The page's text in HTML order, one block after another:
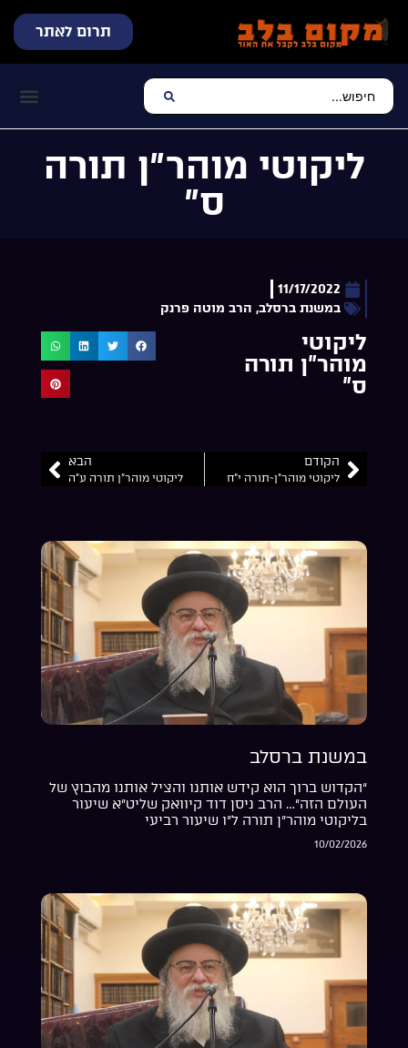
תרום לאתר
ליקוטי מוהר”ן תורה
ס”
11/17/2022
במשנת ברסלב, הרב מוטה פרנק
ליקוטי
מוהר”ן תורה
ס”
הקודם
ליקוטי מוהר”ן~תורה י”ח
הבא
ליקוטי מוהר”ן תורה ע”ה
במשנת ברסלב
“הקדוש ברוך הוא קידש אותנו והציל אותנו מהבוץ של
העולם הזה”… הרב ניסן דוד קיוואק שליט”א שיעור
בליקוטי מוהר”ן תורה ל”ו שיעור רביעי
10/02/2026